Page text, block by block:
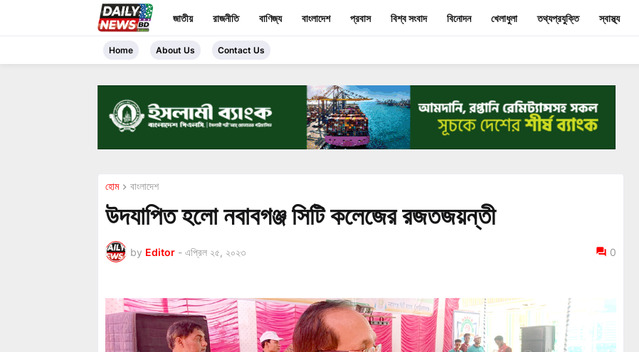
জাতীয় রাজনীতি বাণিজ্য বাংলাদেশ প্রবাস বিশ্ব সংবাদ বিনোদন খেলাধুলা তথ্যপ্রযুক্তি স্বাস্থ্য
Home About Us Contact Us
হোম বাংলাদেশ
উদযাপিত হলো নবাবগঞ্জ সিটি কলেজের রজতজয়ন্তী
by Editor - এপ্রিল ২৫, ২০২৩ 0